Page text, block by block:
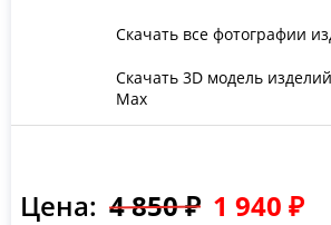
Скачать все фотографии
Скачать 3D модель
Max
Цена: 4 850 ₽ 1 940 ₽